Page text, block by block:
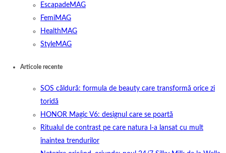
EscapadeMAG
FemiMAG
HealthMAG
StyleMAG
Articole recente
SOS căldură: formula de beauty care transformă orice zi
toridă
HONOR Magic V6: designul care se poartă
Ritualul de contrast pe care natura l-a lansat cu mult
înaintea trendurilor